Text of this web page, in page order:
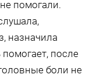
помогали.
назначила
после
боли не